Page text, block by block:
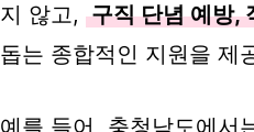
지 않고, 구직 단념 예방,
돕는 종합적인 지원을 제
예를 들어, 충청남도에서